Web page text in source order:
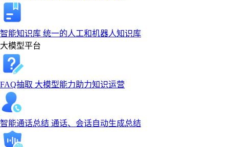
智能知识库 统一的人工和机器人知识库
大模型平台
FAQ抽取 大模型能力助力知识运营
智能通话总结 通话、会话自动生成总结